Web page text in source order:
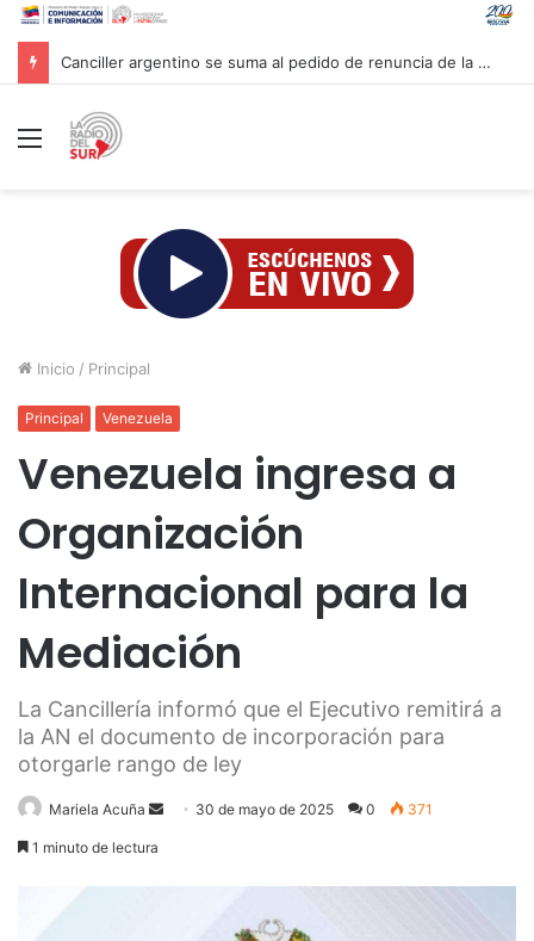
Canciller argentino se suma al pedido de renuncia de la vicepresidenta Villarruel
Menú
Inicio / Principal
Principal Venezuela
Venezuela ingresa a
Organización
Internacional para la
Mediación
La Cancillería informó que el Ejecutivo remitirá a
la AN el documento de incorporación para
otorgarle rango de ley
Mariela Acuña
Send 30 de mayo de 2025 0 371
1 minuto de lectura